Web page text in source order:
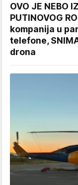
OVO JE NEBO
PUTINOVOG
kompanija u
telefone,
drona